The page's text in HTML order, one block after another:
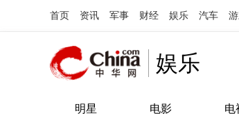
首页 资讯 军事 财经 娱乐 汽车
娱乐
明星 电影 电